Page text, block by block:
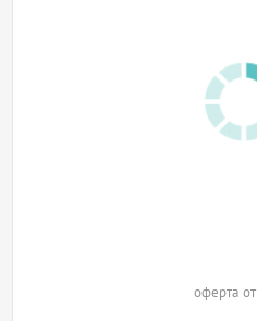
оферта от